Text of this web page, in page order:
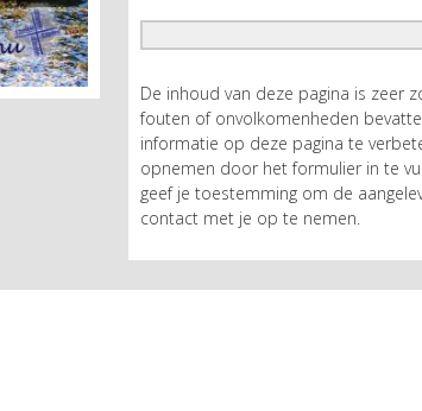
De inhoud van deze pagina is zeer
fouten of onvolkomenheden
informatie op deze pagina te
opnemen door het formulier in te
geef je toestemming om de
contact met je op te nemen.